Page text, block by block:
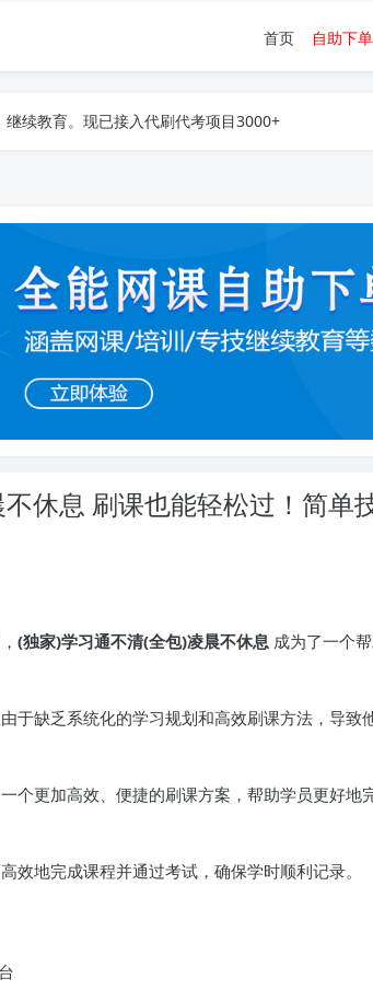
首页 自助下单
续教育。现已接入代刷代考项目3000+
续教育。现已接入代刷代考项目3000+
休息 刷课也能轻松过！简单
(独家)学习通不清(全包)凌晨不休息 成为了一个
于缺乏系统化的学习规划和高效刷课方法，导致
个更加高效、便捷的刷课方案，帮助学员更好地
效地完成课程并通过考试，确保学时顺利记录。